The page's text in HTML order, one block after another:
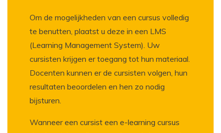
Om de mogelijkheden van een cursus volledig
te benutten, plaatst u deze in een LMS
(Learning Management System). Uw
cursisten krijgen er toegang tot hun materiaal.
Docenten kunnen er de cursisten volgen, hun
resultaten beoordelen en hen zo nodig
bijsturen.
Wanneer een cursist een e-learning cursus